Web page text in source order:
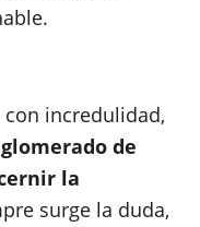
incredulidad,
de
la
surge la duda,